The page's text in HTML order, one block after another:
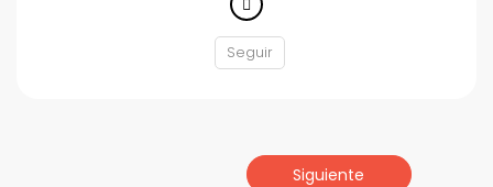
Seguir
Siguiente